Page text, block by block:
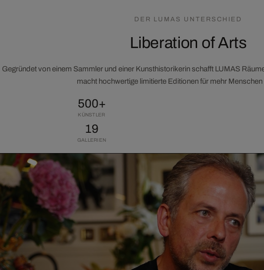
DER LUMAS UNTERSCHIED
Liberation of Arts
Gegründet von einem Sammler und einer Kunsthistorikerin schafft LUMAS
macht hochwertige limitierte Editionen für mehr Menschen
500+
KÜNSTLER
19
GALLERIEN